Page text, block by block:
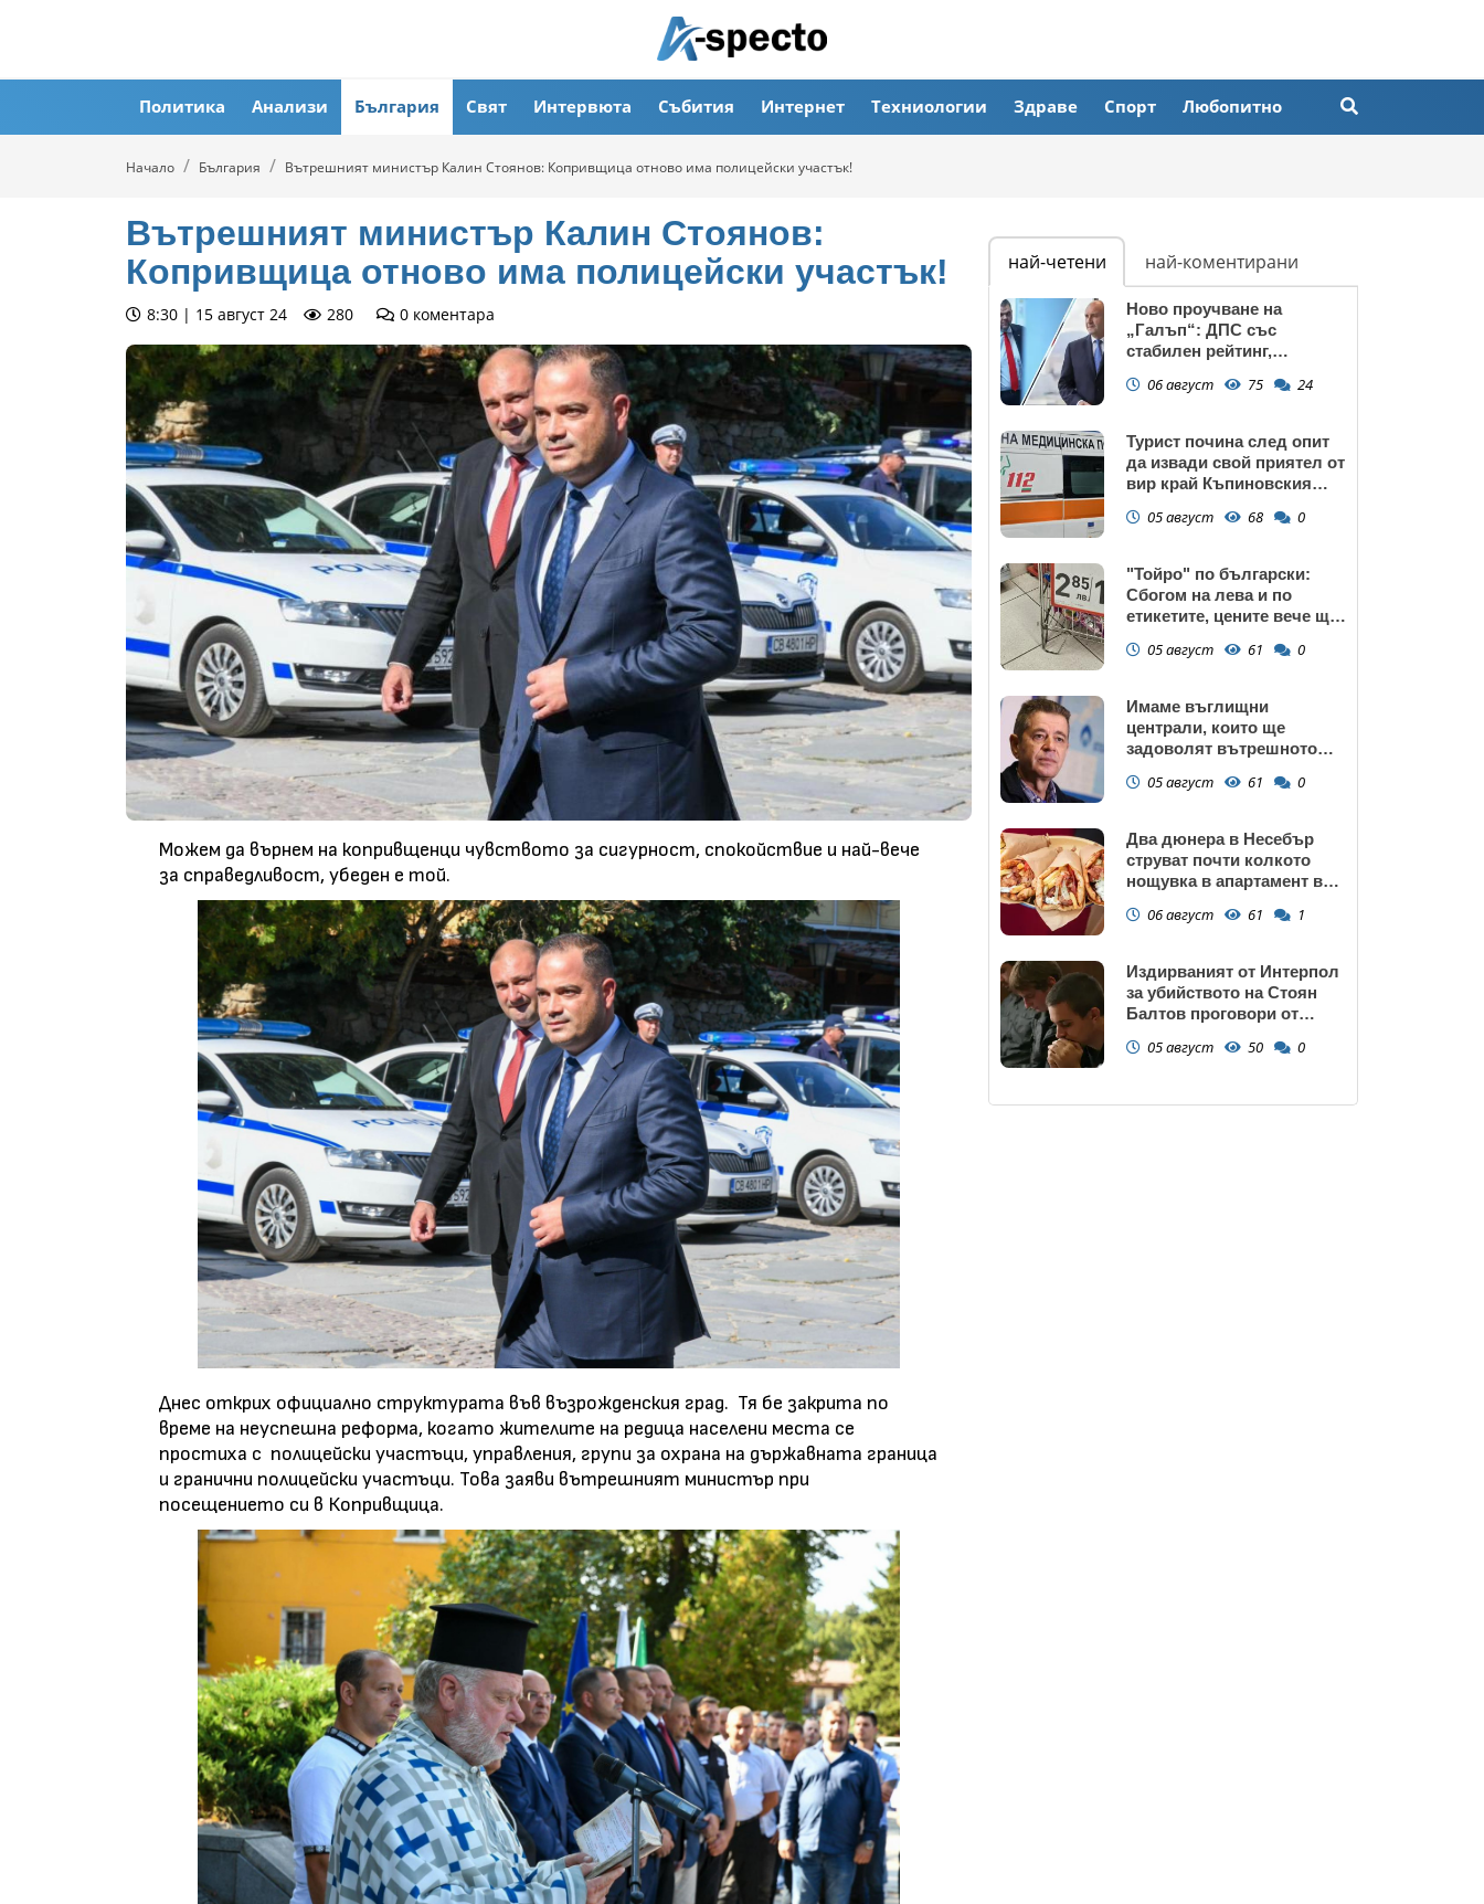
Политика Анализи България Свят Интервюта Събития Интернет Техниологии Здраве Спорт Любопитно
Начало България Вътрешният министър Калин Стоянов: Копривщица отново има полицейски участък!
Вътрешният министър Калин Стоянов:
Копривщица отново има полицейски участък!
8:30 | 15 август 24 280 0 коментара
Можем да върнем на копривщенци чувството за сигурност, спокойствие и най-вече
за справедливост, убеден е той.
Днес открих официално структурата във възрожденския град. Тя бе закрита по
време на неуспешна реформа, когато жителите на редица населени места се
простиха с полицейски участъци, управления, групи за охрана на държавната граница
и гранични полицейски участъци. Това заяви вътрешният министър при
посещението си в Копривщица.
най-четени най-коментирани
Ново проучване на
„Галъп“: ДПС със
стабилен рейтинг,
запазва
06 август 75 24
Турист почина след опит
да извади свой приятел от
вир край Къпиновския
05 август 68 0
"Тойро" по български:
Сбогом на лева и по
етикетите, цените вече ще
05 август 61 0
Имаме въглищни
централи, които ще
задоволят вътрешното
05 август 61 0
Два дюнера в Несебър
струват почти колкото
нощувка в апартамент в
06 август 61 1
Издирваният от Интерпол
за убийството на Стоян
Балтов проговори от
05 август 50 0